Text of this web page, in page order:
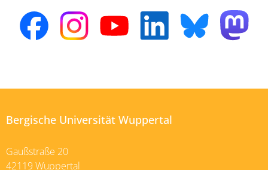
Bergische Universität Wuppertal
Gaußstraße 20
42119 Wuppertal